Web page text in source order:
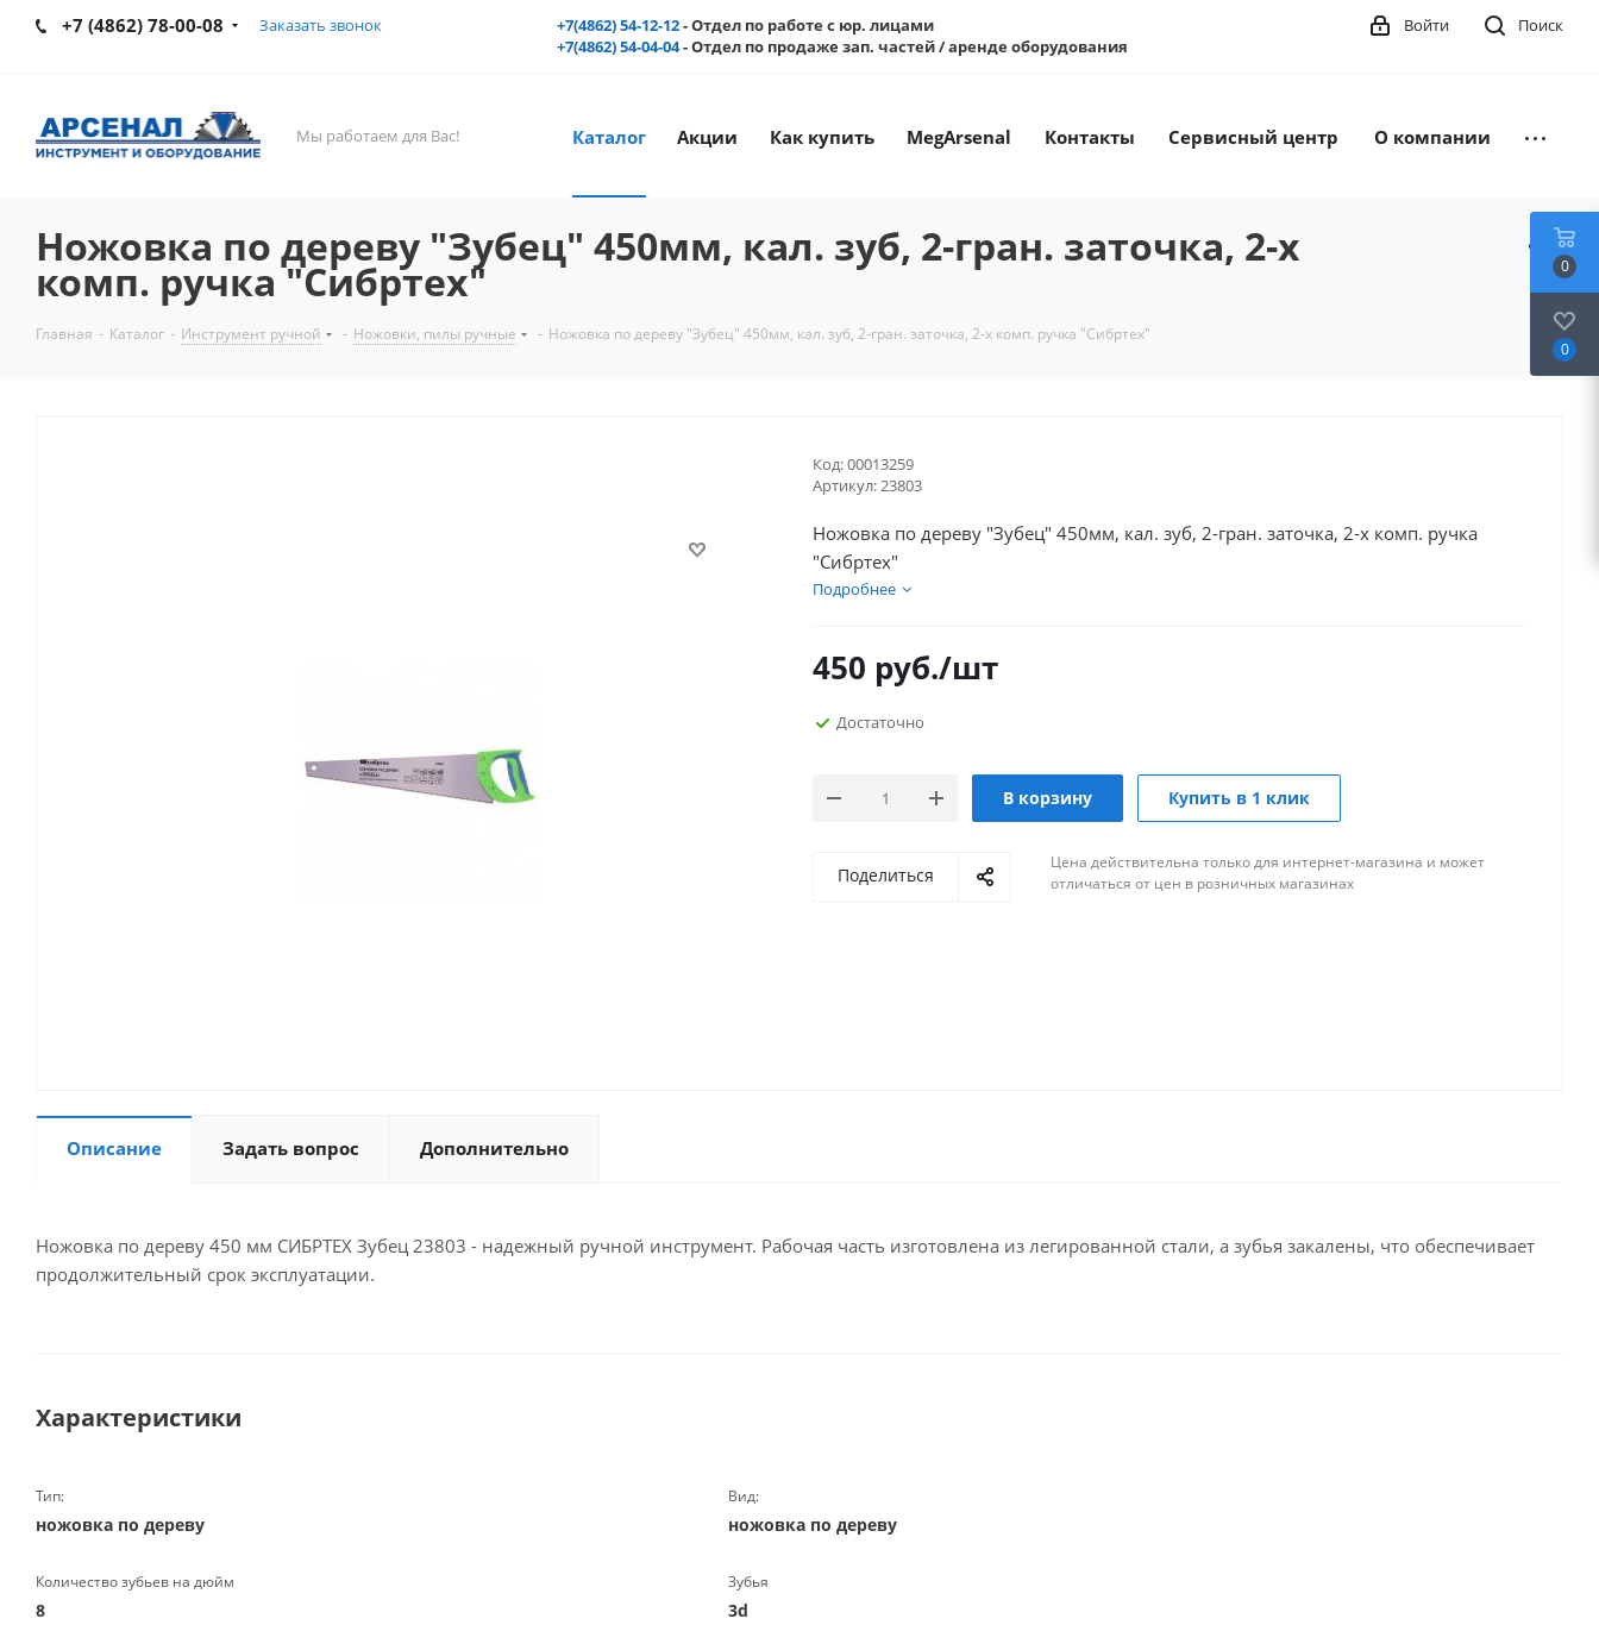
+7 (4862) 78-00-08 Заказать звонок +7(4862) 54-12-12- Отдел по работе с юр. лицами
+7(4862) 54-04-04- Отдел по продаже зап. частей / аренде оборудования
Поиск
Войти
Мы работаем для Вас! Каталог Акции Как купить MegArsenal Контакты Сервисный центр О компании
Ножовка по дереву "Зубец" 450мм, кал. зуб, 2-гран. заточка, 2-х
комп. ручка "Сибртех"
Главная - Каталог - Инструмент ручной - Ножовки, пилы ручные - Ножовка по дереву "Зубец" 450мм, кал. зуб, 2-гран. заточка, 2-х комп. ручка "Сибртех"
Код:00013259
Артикул:23803
Ножовка по дереву "Зубец" 450мм, кал. зуб, 2-гран. заточка, 2-х комп. ручка
"Сибртех"
Подробнее
450 руб./шт
Достаточно
В корзину Купить в 1 клик
Поделиться
Цена действительна только для интернет-магазина и может
отличаться от цен в розничных магазинах
Описание Задать вопрос Дополнительно
Ножовка по дереву 450 мм СИБРТЕХ Зубец 23803 - надежный ручной инструмент. Рабочая часть изготовлена из легированной стали, а зубья закалены, что обеспечивает
продолжительный срок эксплуатации.
Характеристики
Тип:
ножовка по дереву
Вид:
ножовка по дереву
Количество зубьев на дюйм
8
Зубья
3d
0
0